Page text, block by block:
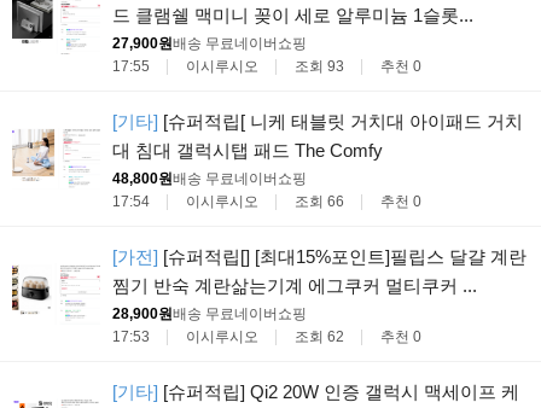
드 클램쉘 맥미니 꽂이 세로 알루미늄 1슬롯...
27,900원배송 무료네이버쇼핑
17:55
이시루시오 조회 93 추천 0
[기타] [슈퍼적립[ 니케 태블릿 거치대 아이패드 거치
대 침대 갤럭시탭 패드 The Comfy
48,800원배송 무료네이버쇼핑
17:54
이시루시오 조회 66 추천 0
[가전] [슈퍼적립[] [최대15%포인트]필립스 달걀 계란
찜기 반숙 계란삶는기계 에그쿠커 멀티쿠커 ...
28,900원배송 무료네이버쇼핑
17:53
이시루시오 조회 62 추천 0
[기타] [슈퍼적립] Qi2 20W 인증 갤럭시 맥세이프 케